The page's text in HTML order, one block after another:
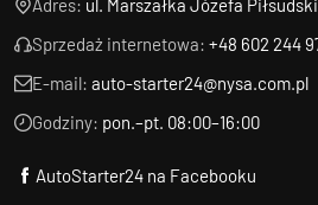
Adres: ul. Marszałka Józefa
Sprzedaż internetowa: +48 602 244
E-mail: auto-starter24@nysa.com.pl
Godziny: pon.–pt. 08:00–16:00
AutoStarter24 na Facebooku